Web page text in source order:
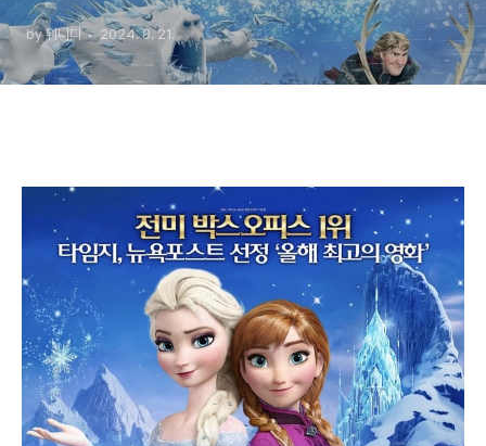
by 위니디 2024. 8. 21.